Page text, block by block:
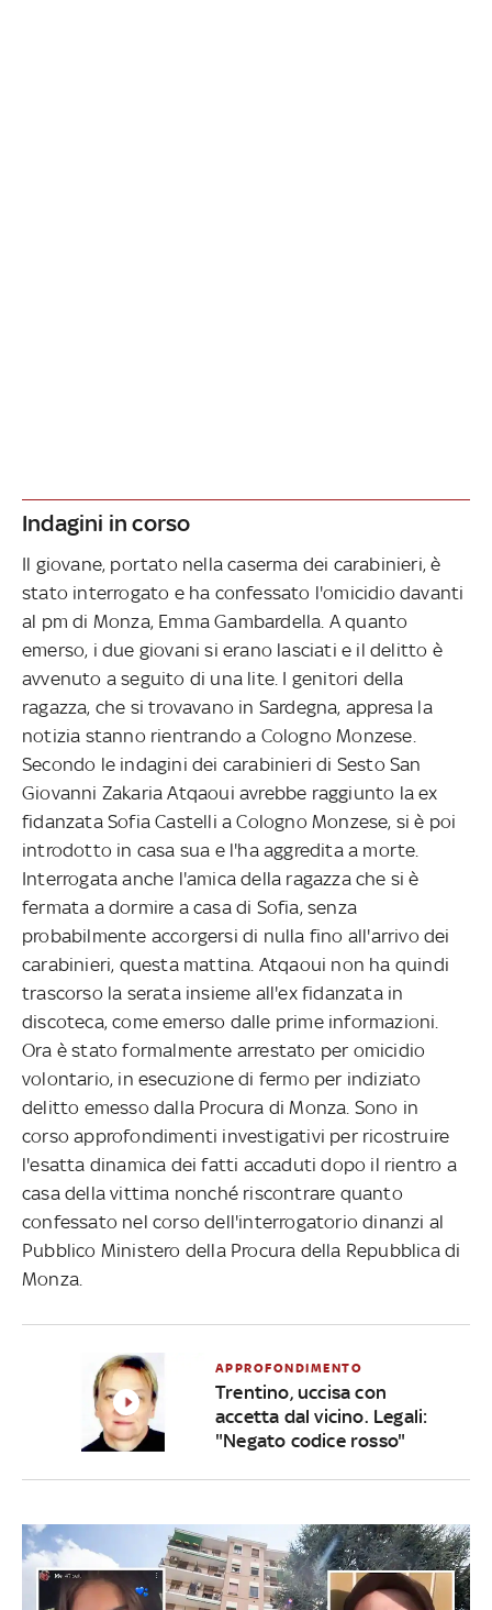
Indagini in corso
Il giovane, portato nella caserma dei carabinieri, è
stato interrogato e ha confessato l'omicidio davanti
al pm di Monza, Emma Gambardella. A quanto
emerso, i due giovani si erano lasciati e il delitto è
avvenuto a seguito di una lite. I genitori della
ragazza, che si trovavano in Sardegna, appresa la
notizia stanno rientrando a Cologno Monzese.
Secondo le indagini dei carabinieri di Sesto San
Giovanni Zakaria Atqaoui avrebbe raggiunto la ex
fidanzata Sofia Castelli a Cologno Monzese, si è poi
introdotto in casa sua e l'ha aggredita a morte.
Interrogata anche l'amica della ragazza che si è
fermata a dormire a casa di Sofia, senza
probabilmente accorgersi di nulla fino all'arrivo dei
carabinieri, questa mattina. Atqaoui non ha quindi
trascorso la serata insieme all'ex fidanzata in
discoteca, come emerso dalle prime informazioni.
Ora è stato formalmente arrestato per omicidio
volontario, in esecuzione di fermo per indiziato
delitto emesso dalla Procura di Monza. Sono in
corso approfondimenti investigativi per ricostruire
l'esatta dinamica dei fatti accaduti dopo il rientro a
casa della vittima nonché riscontrare quanto
confessato nel corso dell'interrogatorio dinanzi al
Pubblico Ministero della Procura della Repubblica di
Monza.
APPROFONDIMENTO
Trentino, uccisa con
accetta dal vicino. Legali:
"Negato codice rosso"